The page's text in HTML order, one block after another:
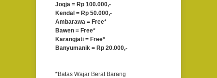
Jogja = Rp 100.000,-
Kendal = Rp 50.000,-
Ambarawa = Free*
Bawen = Free*
Karangjati = Free*
Banyumanik = Rp 20.000,-
*Batas Wajar Berat Barang